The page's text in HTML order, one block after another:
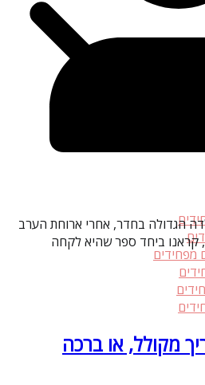
מפחידים
הגדולה בחדר, אחרי ארוחת הערב
קראנו ביחד ספר שהיא לקחה
ה-13: תאריך מקולל, או ברכה